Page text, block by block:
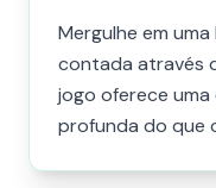
Mergulhe em
contada através
jogo oferece uma
profunda do que